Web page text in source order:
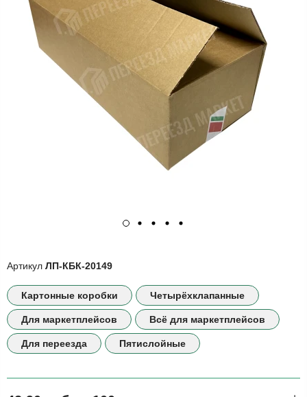
Артикул ЛП-КБК-20149
Картонные коробки Четырёхклапанные
Для маркетплейсов Всё для маркетплейсов
Для переезда Пятислойные